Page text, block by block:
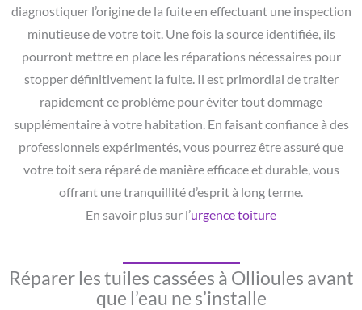
diagnostiquer l’origine de la fuite en effectuant une inspection
minutieuse de votre toit. Une fois la source identifiée, ils
pourront mettre en place les réparations nécessaires pour
stopper définitivement la fuite. Il est primordial de traiter
rapidement ce problème pour éviter tout dommage
supplémentaire à votre habitation. En faisant confiance à des
professionnels expérimentés, vous pourrez être assuré que
votre toit sera réparé de manière efficace et durable, vous
offrant une tranquillité d’esprit à long terme.
En savoir plus sur l’urgence toiture
Réparer les tuiles cassées à Ollioules avant
que l’eau ne s’installe